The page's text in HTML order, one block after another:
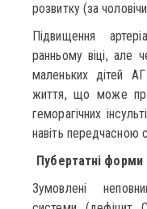
розвитку (за
Підвищення
ранньому віці, але
маленьких дітей
життя, що може
геморагічних
навіть передчасною
Пубертатні
Зумовлені